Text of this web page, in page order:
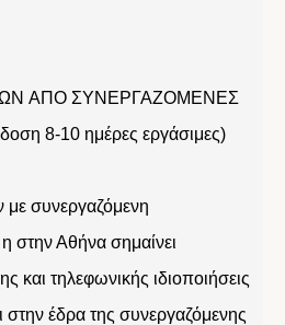
ΑΠΟ ΣΥΝΕΡΓΑΖΟΜΕΝΕΣ
8-10 ημέρες εργάσιμες)
συνεργαζόμενη
στην Αθήνα σημαίνει
και τηλεφωνικής ιδιοποιήσεις
στην έδρα της συνεργαζόμενης